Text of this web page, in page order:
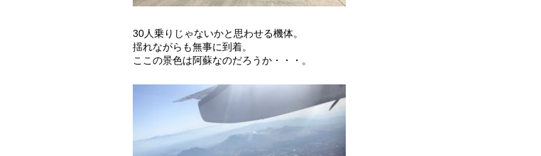
30人乗りじゃないかと思わせる機体。
揺れながらも無事に到着。
ここの景色は阿蘇なのだろうか・・・。